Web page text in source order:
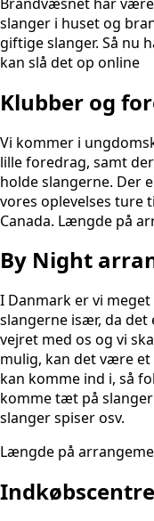
slanger i huset og
giftige slanger. Så nu
kan slå det op online​
Klubber og
Vi kommer i
lille foredrag, samt
holde slangerne. Der
vores oplevelses ture
Canada. Længde på
By Night
I Danmark er vi
slangerne især, da det
vejret med os og vi
mulig, kan det være
kan komme ind i, så
komme tæt på
slanger spiser osv.
Længde på